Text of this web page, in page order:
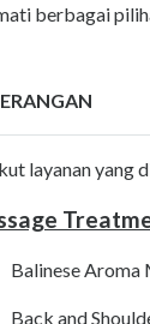
berbagai
layanan yang
Balinese Aroma
Back and